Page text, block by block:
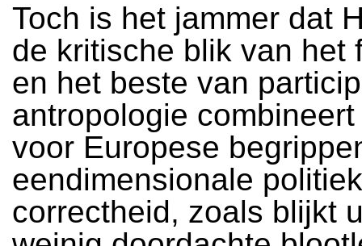
Toch is het jammer dat
de kritische blik van het
en het beste van
antropologie
voor Europese
eendimensionale
correctheid, zoals blijkt